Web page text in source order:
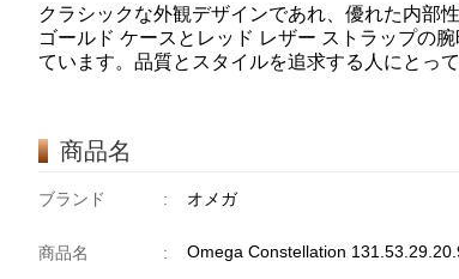
クラシックな外観デザインであれ、優れた内部
ゴールド ケースとレッド レザー ストラップの
ています。品質とスタイルを追求する人にとっ
商品名
ブランド : オメガ
商品名 : Omega Constellation